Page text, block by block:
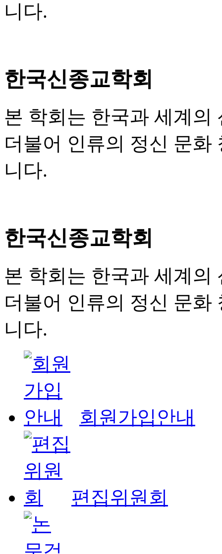
니다.
한국신종교학회
본 학회는 한국과 세계의
더불어 인류의 정신 문
니다.
한국신종교학회
본 학회는 한국과 세계의
더불어 인류의 정신 문
니다.
회원가입안내
편집위원회